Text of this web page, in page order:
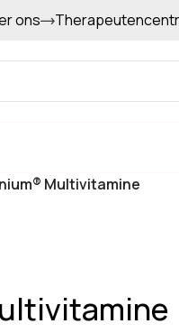
Gapers
ons
Multivitamine